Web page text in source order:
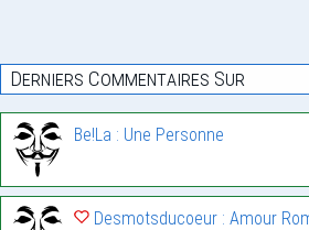
Derniers Commentaires Sur
Be!La : Une Personne
Desmotsducoeur : Amour